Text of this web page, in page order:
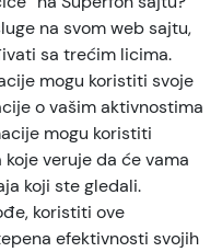
na svom web sajtu,
sa trećim licima.
mogu koristiti svoje
o vašim aktivnostima
mogu koristiti
veruje da će vama
koji ste gledali.
koristiti ove
efektivnosti svojih